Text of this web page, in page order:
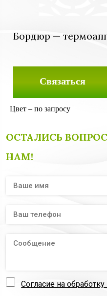
Бордюр —
Связаться
Цвет – по запросу
ОСТАЛИСЬ
НАМ!
Согласие на